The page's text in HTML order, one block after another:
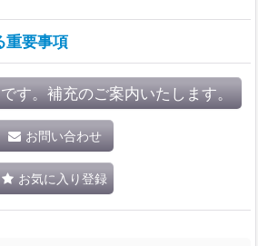
重要事項
す。補充のご案内いたします。
お問い合わせ
お気に入り登録